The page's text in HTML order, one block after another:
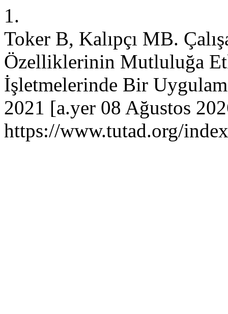
1.
Toker B, Kalıpçı MB.
Özelliklerinin Mutluluğa
İşletmelerinde Bir
2021 [a.yer 08 Ağustos
https://www.tutad.org/